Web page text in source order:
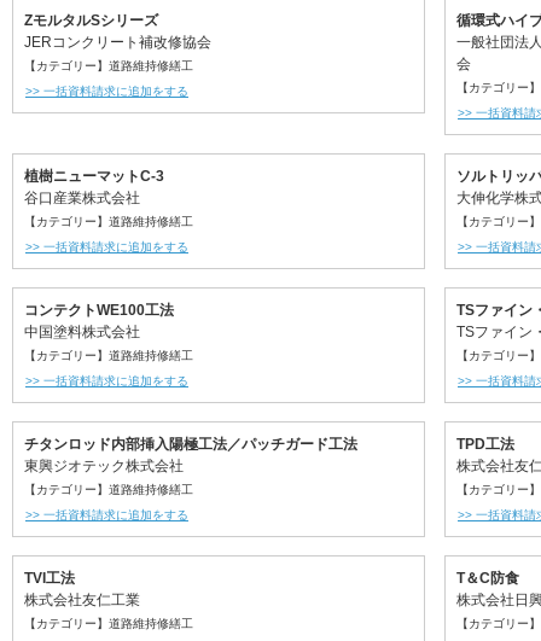
ZモルタルSシリーズ
JERコンクリート補改修協会
【カテゴリー】道路維持修繕工
>> 一括資料請求に追加をする
循環式ハイ
一般社団法
会
【カテゴリー
>> 一括資料請
植樹ニューマットC-3
谷口産業株式会社
【カテゴリー】道路維持修繕工
>> 一括資料請求に追加をする
ソルトリッ
大伸化学株
【カテゴリー
>> 一括資料請
コンテクトWE100工法
中国塗料株式会社
【カテゴリー】道路維持修繕工
>> 一括資料請求に追加をする
TSファイン
TSファイン
【カテゴリー
>> 一括資料請
チタンロッド内部挿入陽極工法／パッチガード工法
東興ジオテック株式会社
【カテゴリー】道路維持修繕工
>> 一括資料請求に追加をする
TPD工法
株式会社友
【カテゴリー
>> 一括資料請
TVI工法
株式会社友仁工業
【カテゴリー】道路維持修繕工
T＆C防食
株式会社日
【カテゴリー